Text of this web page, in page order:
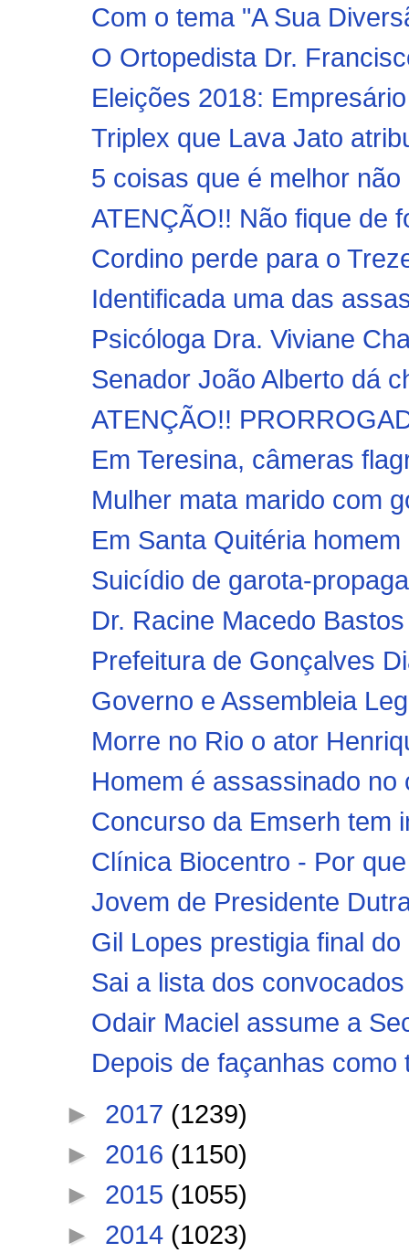
Com o tema "A Sua
O Ortopedista Dr.
Eleições 2018:
Triplex que Lava Jato
5 coisas que é melhor
ATENÇÃO!! Não fique de
Cordino perde para o
Identificada uma das
Psicóloga Dra. Viviane
Senador João Alberto dá
ATENÇÃO!!
Em Teresina, câmeras
Mulher mata marido com
Em Santa Quitéria
Suicídio de garota-
Dr. Racine Macedo
Prefeitura de Gonçalves
Governo e Assembleia
Morre no Rio o ator
Homem é assassinado
Concurso da Emserh tem
Clínica Biocentro - Por
Jovem de Presidente
Gil Lopes prestigia final
Sai a lista dos
Odair Maciel assume a
Depois de façanhas
► 2017 (1239)
► 2016 (1150)
► 2015 (1055)
► 2014 (1023)